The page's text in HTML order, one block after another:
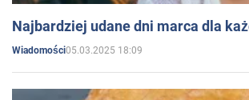
Najbardziej udane dni marca dla
Wiadomości05.03.2025 18:09